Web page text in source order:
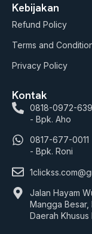
Kebijakan
Refund Policy
Terms and
Privacy Policy
Kontak
0818-0972-
- Bpk. Aho
0817-677-0011
- Bpk. Roni
Jalan Hayam
Mangga Besar,
Daerah Khusus